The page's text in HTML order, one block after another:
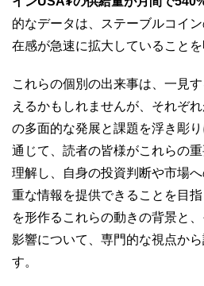
的なデータは、ステーブルコイ
在感が急速に拡大していることを
これらの個別の出来事は、一見
えるかもしれませんが、それぞ
の多面的な発展と課題を浮き彫
通じて、読者の皆様がこれらの
理解し、自身の投資判断や市場
重な情報を提供できることを目
を形作るこれらの動きの背景と
影響について、専門的な視点か
す。